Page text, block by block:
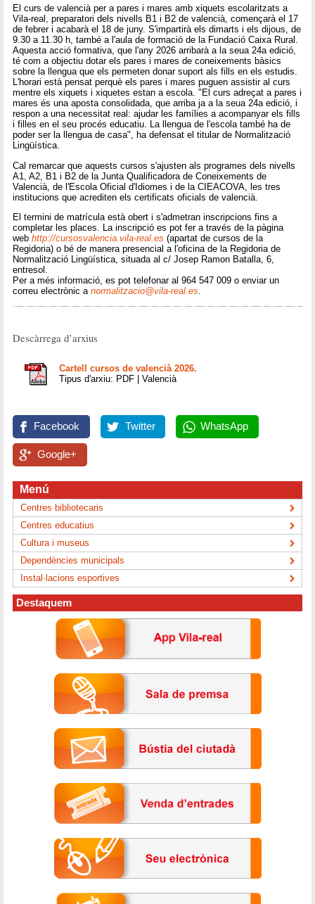
El curs de valencià per a pares i mares amb xiquets escolaritzats a
Vila-real, preparatori dels nivells B1 i B2 de valencià, començarà el 17
de febrer i acabarà el 18 de juny. S'impartirà els dimarts i els dijous, de
9.30 a 11.30 h, també a l'aula de formació de la Fundació Caixa Rural.
Aquesta acció formativa, que l'any 2026 arribarà a la seua 24a edició,
té com a objectiu dotar els pares i mares de coneixements bàsics
sobre la llengua que els permeten donar suport als fills en els estudis.
L'horari està pensat perquè els pares i mares puguen assistir al curs
mentre els xiquets i xiquetes estan a escola. "El curs adreçat a pares i
mares és una aposta consolidada, que arriba ja a la seua 24a edició, i
respon a una necessitat real: ajudar les famílies a acompanyar els fills
i filles en el seu procés educatiu. La llengua de l'escola també ha de
poder ser la llengua de casa", ha defensat el titular de Normalització
Lingüística.
Cal remarcar que aquests cursos s'ajusten als programes dels nivells
A1, A2, B1 i B2 de la Junta Qualificadora de Coneixements de
Valencià, de l'Escola Oficial d'Idiomes i de la CIEACOVA, les tres
institucions que acrediten els certificats oficials de valencià.
El termini de matrícula està obert i s'admetran inscripcions fins a
completar les places. La inscripció es pot fer a través de la pàgina
webhttp://cursosvalencia.vila-real.es (apartat de cursos de la
Regidoria) o bé de manera presencial a l'oficina de la Regidoria de
Normalització Lingüística, situada al c/ Josep Ramon Batalla, 6,
entresol.
Per a més informació, es pot telefonar al 964 547 009 o enviar un
correu electrònic anormalitzacio@vila-real.es
Descàrrega d’arxius
Cartell cursos de valencià 2026.
Tipus d'arxiu: PDF | Valencià
Facebook Twitter WhatsApp
Google+
Menú
Centres bibliotecaris
Centres educatius
Cultura i museus
Dependències municipals
Instal·lacions esportives
Destaquem